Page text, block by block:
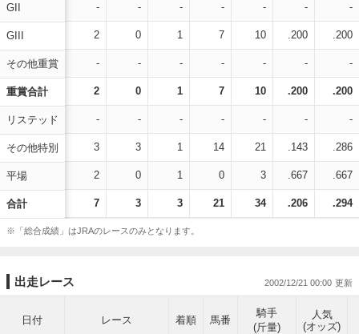
GII
GIII
その他重賞
重賞合計
リステッド
その他特別
平場
合計
- - - - - - -
2 0 1 7 10 .200 .200
- - - - - - -
2 0 1 7 10 .200 .200
- - - - - - -
3 3 1 14 21 .143 .286
2 0 1 0 3 .667 .667
7 3 3 21 34 .206 .294
※「総合成績」はJRAのレースのみとなります。
出走レース 2002/12/21 00:00
日付 レース 着順 馬番
騎手
(斤量)
人気
(オッズ)